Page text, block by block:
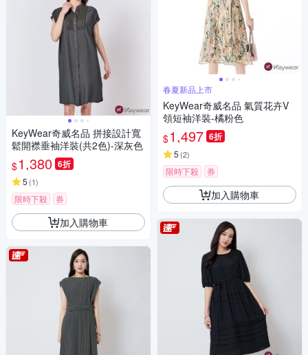
KeyWear奇威名品 拼接設計寬
鬆開襟垂袖洋裝(共2色)-深灰色
$1,380 6折
5 (1)
限時下殺 券
加入購物車
春夏新品上市
KeyWear奇威名品 氣質花卉V
領短袖洋裝-橘粉色
$1,497 6折
5 (2)
限時下殺 券
加入購物車